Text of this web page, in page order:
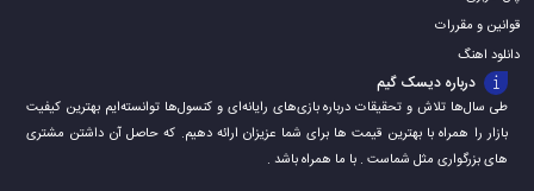
قوانین و مقررات
دانلود اهنگ
درباره دیسک گیم
طی سال‌ها تلاش و تحقیقات درباره بازی‌های رایانه‌ای و کنسول‌ها توانسته‌ایم بهترین کیفیت
بازار را همراه با بهترین قیمت ها برای شما عزیزان ارائه دهیم. که حاصل آن داشتن مشتری
های بزرگواری مثل شماست . با ما همراه باشد .